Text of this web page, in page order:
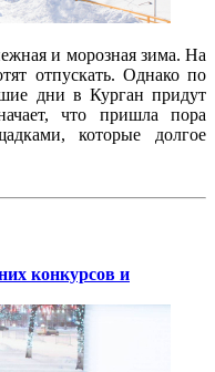
и морозная зима. На
отпускать. Однако по
дни в Курган придут
что пришла пора
которые долгое
конкурсов и